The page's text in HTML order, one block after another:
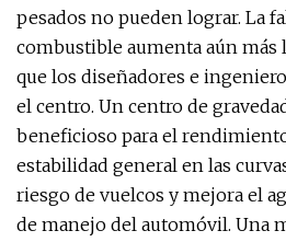
pesados ​​no pueden lograr. La
combustible aumenta aún más
que los diseñadores e
el centro. Un centro de
beneficioso para el
estabilidad general en las
riesgo de vuelcos y mejora el
de manejo del automóvil. Una